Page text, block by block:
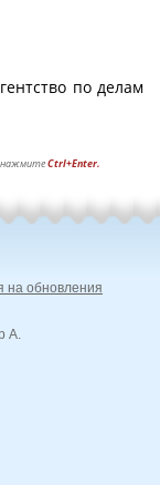
по делам
нажмитеCtrl+Enter.
на обновления
А.